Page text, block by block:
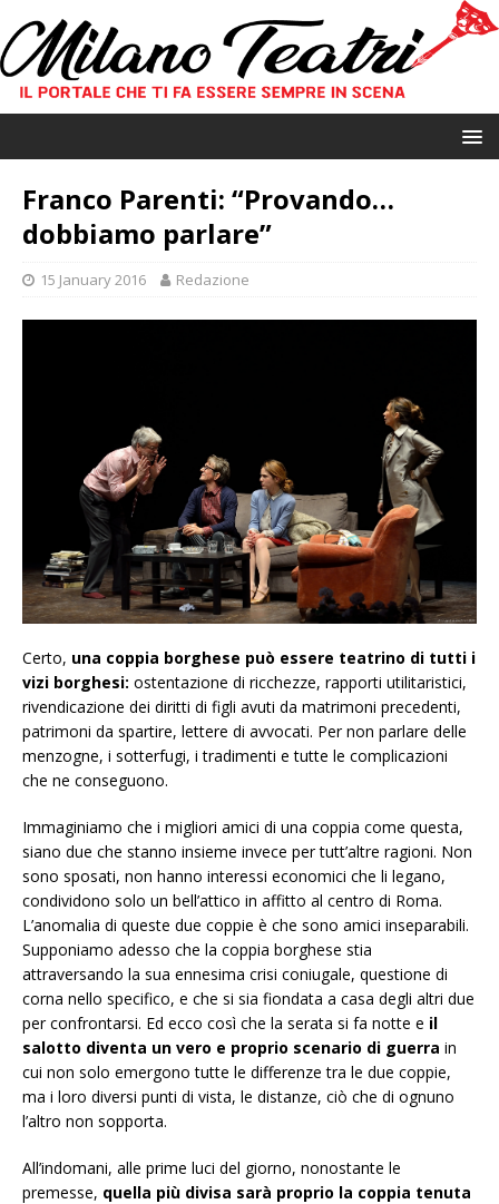
Franco Parenti: “Provando…
dobbiamo parlare”
15 January 2016 Redazione
Certo, una coppia borghese può essere teatrino di tutti i
vizi borghesi: ostentazione di ricchezze, rapporti utilitaristici,
rivendicazione dei diritti di figli avuti da matrimoni precedenti,
patrimoni da spartire, lettere di avvocati. Per non parlare delle
menzogne, i sotterfugi, i tradimenti e tutte le complicazioni
che ne conseguono.
Immaginiamo che i migliori amici di una coppia come questa,
siano due che stanno insieme invece per tutt’altre ragioni. Non
sono sposati, non hanno interessi economici che li legano,
condividono solo un bell’attico in affitto al centro di Roma.
L’anomalia di queste due coppie è che sono amici inseparabili.
Supponiamo adesso che la coppia borghese stia
attraversando la sua ennesima crisi coniugale, questione di
corna nello specifico, e che si sia fiondata a casa degli altri due
per confrontarsi. Ed ecco così che la serata si fa notte e il
salotto diventa un vero e proprio scenario di guerra in
cui non solo emergono tutte le differenze tra le due coppie,
ma i loro diversi punti di vista, le distanze, ciò che di ognuno
l’altro non sopporta.
All’indomani, alle prime luci del giorno, nonostante le
premesse, quella più divisa sarà proprio la coppia tenuta